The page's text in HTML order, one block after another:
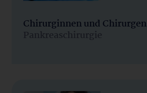
Chirurginnen und Chirurgen
Pankreaschirurgie